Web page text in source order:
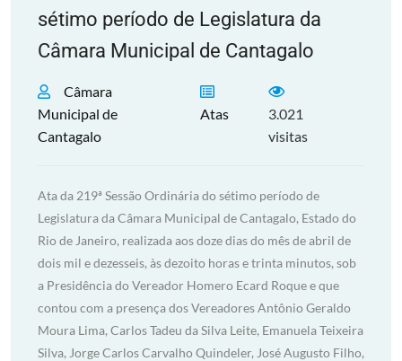
sétimo período de Legislatura da
Câmara Municipal de Cantagalo
Câmara
Municipal de
Cantagalo
Atas
3.021
visitas
Ata da 219ª Sessão Ordinária do sétimo período de
Legislatura da Câmara Municipal de Cantagalo, Estado do
Rio de Janeiro, realizada aos doze dias do mês de abril de
dois mil e dezesseis, às dezoito horas e trinta minutos, sob
a Presidência do Vereador Homero Ecard Roque e que
contou com a presença dos Vereadores Antônio Geraldo
Moura Lima, Carlos Tadeu da Silva Leite, Emanuela Teixeira
Silva, Jorge Carlos Carvalho Quindeler, José Augusto Filho,